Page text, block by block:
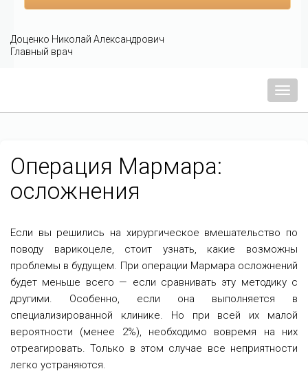
Доценко Николай Александрович
Главный врач
Меню
Операция Мармара:
осложнения
Если вы решились на хирургическое вмешательство по
поводу варикоцеле, стоит узнать, какие возможны
проблемы в будущем. При операции Мармара осложнений
будет меньше всего — если сравнивать эту методику с
другими. Особенно, если она выполняется в
специализированной клинике. Но при всей их малой
вероятности (менее 2%), необходимо вовремя на них
отреагировать. Только в этом случае все неприятности
легко устраняются.